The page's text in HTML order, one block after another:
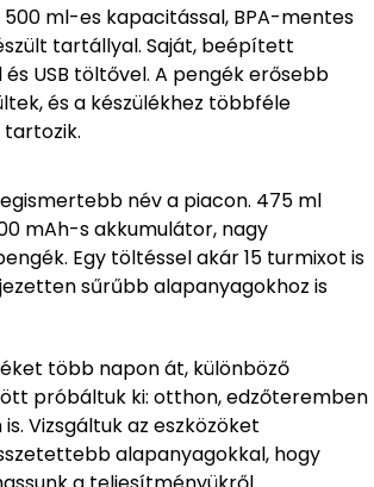
500 ml-es kapacitással, BPA-mentes
tartállyal. Saját, beépített
USB töltővel. A pengék erősebb
és a készülékhez többféle
tartozik.
név a piacon. 475 ml
mAh-s akkumulátor, nagy
Egy töltéssel akár 15 turmixot is
sűrűbb alapanyagokhoz is
több napon át, különböző
próbáltuk ki: otthon, edzőteremben
Vizsgáltuk az eszközöket
alapanyagokkal, hogy